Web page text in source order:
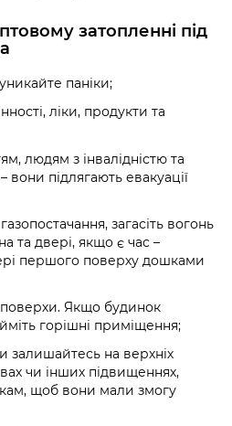
затопленні під
паніки;
ліки, продукти та
людям з інвалідністю та
вони підлягають евакуації
загасіть вогонь
та двері, якщо є час –
першого поверху дошками
поверхи. Якщо будинок
горішні приміщення;
залишайтесь на верхніх
чи інших підвищеннях,
щоб вони мали змогу